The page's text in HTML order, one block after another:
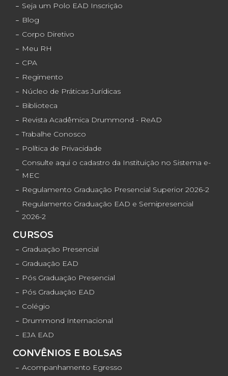
Seja um Polo EAD Inscrição
Blog
Corpo Diretivo
Meu RH
CPA
Regimento
Núcleo de Práticas Jurídicas
Biblioteca
Revista Acadêmica Drummond - ReAD
Trabalhe Conosco
Política de Privacidade
Consulte aqui o cadastro da Instituição no Sistema e-
MEC
Regulamento Graduação Presencial Superior 2026-2
Regulamento Graduação EAD e Semipresencial
2026-2
CURSOS
Graduação Presencial
Graduação EAD
Pós Graduação Presencial
Pós Graduação EAD
Colégio
Drummond Internacional
EJA EAD
CONVÊNIOS E BOLSAS
Acompanhamento Egresso